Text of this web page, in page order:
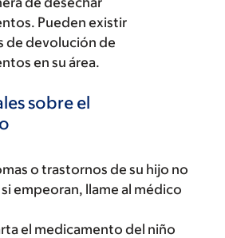
Pueden existir
de devolución de
en su área.
sobre el
o trastornos de su hijo no
empeoran, llame al médico
el medicamento del niño